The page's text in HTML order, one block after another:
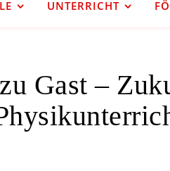
UNTERRICHT
Gast –